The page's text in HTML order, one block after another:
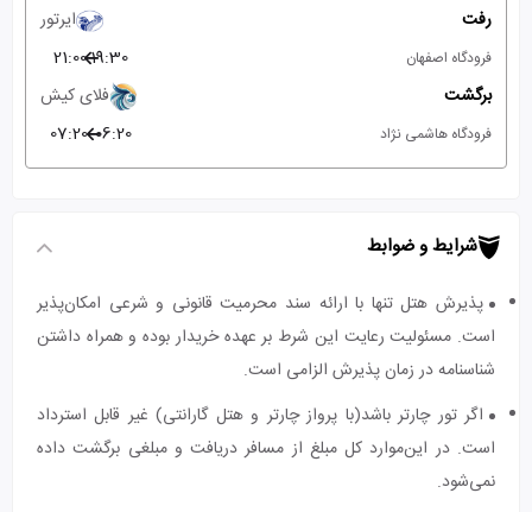
رفت
ایرتور
فرودگاه اصفهان 19:30
21:00
برگشت
فلای کیش
فرودگاه هاشمی نژاد 06:20
07:20
شرایط و ضوابط
پذیرش هتل تنها با ارائه سند محرمیت قانونی و شرعی امکان‌پذیر
است. مسئولیت رعایت این شرط بر عهده خریدار بوده و همراه داشتن
شناسنامه در زمان پذیرش الزامی است.
اگر تور چارتر باشد(با پرواز چارتر و هتل گارانتی) غیر قابل استرداد
است. در این‌موارد کل مبلغ از مسافر دریافت و مبلغی برگشت داده
نمی‌شود.